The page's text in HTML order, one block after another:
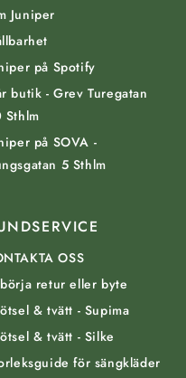
Juniper
på Spotify
butik - Grev Turegatan
Sthlm
på SOVA -
5 Sthlm
OSS
retur eller byte
& tvätt - Supima
& tvätt - Silke
för sängkläder